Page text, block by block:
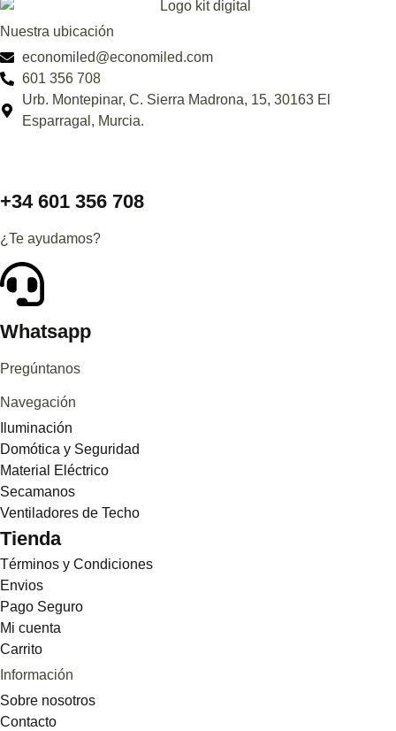
Nuestra ubicación
economiled@economiled.com
601 356 708
Urb. Montepinar, C. Sierra Madrona, 15, 30163 El
Esparragal, Murcia.
+34 601 356 708
¿Te ayudamos?
Whatsapp
Pregúntanos
Navegación
Iluminación
Domótica y Seguridad
Material Eléctrico
Secamanos
Ventiladores de Techo
Tienda
Términos y Condiciones
Envios
Pago Seguro
Mi cuenta
Carrito
Información
Sobre nosotros
Contacto